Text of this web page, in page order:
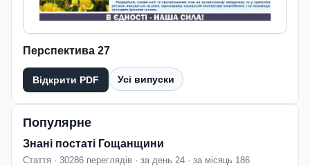
Перспектива 27
Відкрити PDF Усі випуски
Популярне
Знані постаті Гощанщини
Стаття · 30286 переглядів · за день 24 · за місяць 186